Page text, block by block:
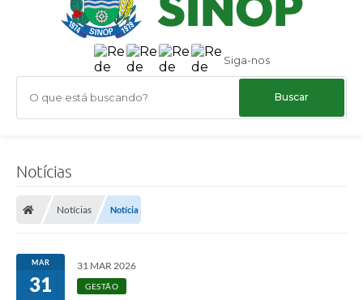
Siga-nos
O que está buscando?
Notícias
Notícias Notícia
MAR
31
31 MAR 2026
GESTÃO